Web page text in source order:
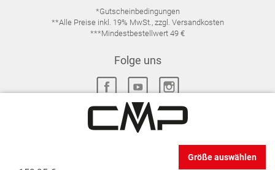
Größe auswählen
*Gutscheinbedingungen
**Alle Preise inkl. 19% MwSt., zzgl. Versandkosten
***Mindestbestellwert 49 €
Folge uns
DATENSCHUTZ-EINSTELLUNGEN
WIDERRUFSRECHT